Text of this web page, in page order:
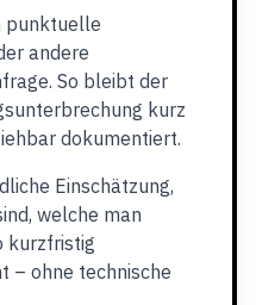
punktuelle
andere
So bleibt der
kurz
dokumentiert.
Einschätzung,
welche man
kurzfristig
– ohne technische